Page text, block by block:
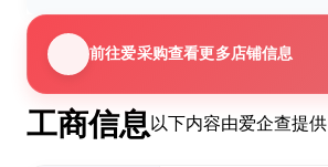
工商信息 以下内容由爱企查提供
前往爱采购查看更多店铺信息